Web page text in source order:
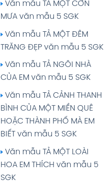
Soạn bài TẬP ĐỌC: TIẾNG
SÔNG ĐÀ giải Tiếng Việt 5
tập 1 Trang 69 70 SGK
Soạn bài TẬP LÀM VĂN:
LUYỆN TẬP TẢ CẢNH giải
Tiếng Việt 5 tập 1 Trang 71
72 SGK
Soạn bài LUYỆN TỪ VÀ
CÂU: LUYỆN TẬP VỀ TỪ
NHIỀU NGHĨA giải Tiếng
Việt 5 tập 1 Trang 73 SGK
Soạn bài TẬP LÀM VĂN:
Văn mẫu TẢ MỘT CƠN
MƯA văn mẫu 5 SGK
Văn mẫu TẢ MỘT ĐÊM
TRĂNG ĐẸP văn mẫu 5 SGK
Văn mẫu TẢ NGÔI NHÀ
CỦA EM văn mẫu 5 SGK
Văn mẫu TẢ CẢNH THANH
BÌNH CỦA MỘT MIỀN QUÊ
HOẶC THÀNH PHỐ MÀ EM
BIẾT văn mẫu 5 SGK
Văn mẫu TẢ MỘT LOÀI
HOA EM THÍCH văn mẫu 5
SGK